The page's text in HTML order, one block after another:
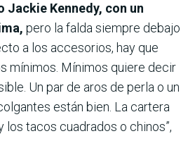
Jackie Kennedy, con un
pero la falda siempre debajo
a los accesorios, hay que
mínimos. Mínimos quiere decir
Un par de aros de perla o un
están bien. La cartera
los tacos cuadrados o chinos”,